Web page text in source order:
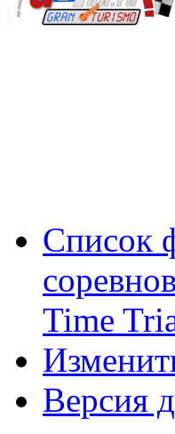
Список
Time
Версия